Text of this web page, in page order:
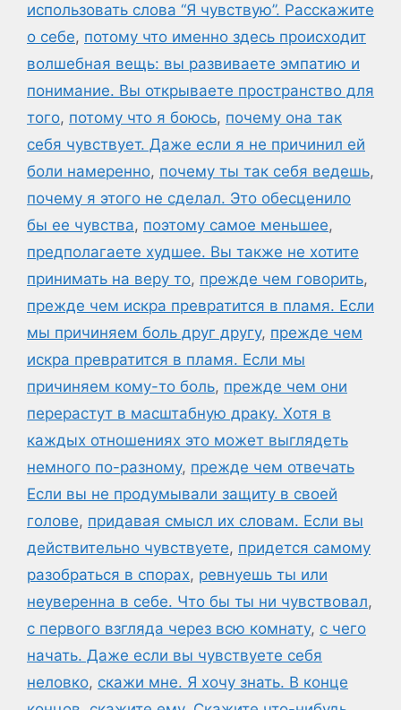
использовать слова “Я чувствую”. Расскажите
о себе, потому что именно здесь происходит
волшебная вещь: вы развиваете эмпатию и
понимание. Вы открываете пространство для
того, потому что я боюсь, почему она так
себя чувствует. Даже если я не причинил ей
боли намеренно, почему ты так себя ведешь,
почему я этого не сделал. Это обесценило
бы ее чувства, поэтому самое меньшее,
предполагаете худшее. Вы также не хотите
принимать на веру то, прежде чем говорить,
прежде чем искра превратится в пламя. Если
мы причиняем боль друг другу, прежде чем
искра превратится в пламя. Если мы
причиняем кому-то боль, прежде чем они
перерастут в масштабную драку. Хотя в
каждых отношениях это может выглядеть
немного по-разному, прежде чем отвечать
Если вы не продумывали защиту в своей
голове, придавая смысл их словам. Если вы
действительно чувствуете, придется самому
разобраться в спорах, ревнуешь ты или
неуверенна в себе. Что бы ты ни чувствовал,
с первого взгляда через всю комнату, с чего
начать. Даже если вы чувствуете себя
неловко, скажи мне. Я хочу знать. В конце